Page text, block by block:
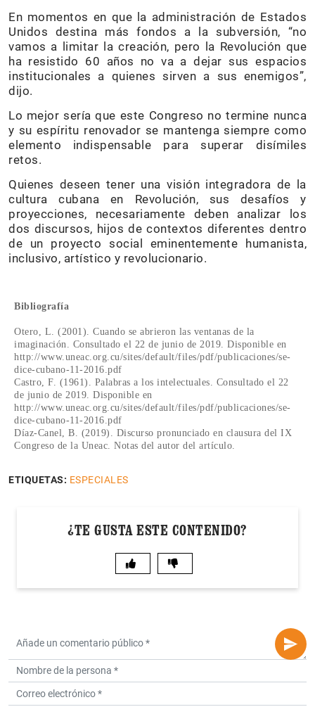
En momentos en que la administración de Estados
Unidos destina más fondos a la subversión, “no
vamos a limitar la creación, pero la Revolución que
ha resistido 60 años no va a dejar sus espacios
institucionales a quienes sirven a sus enemigos”,
dijo.
Lo mejor sería que este Congreso no termine nunca
y su espíritu renovador se mantenga siempre como
elemento indispensable para superar disímiles
retos.
Quienes deseen tener una visión integradora de la
cultura cubana en Revolución, sus desafíos y
proyecciones, necesariamente deben analizar los
dos discursos, hijos de contextos diferentes dentro
de un proyecto social eminentemente humanista,
inclusivo, artístico y revolucionario.
Bibliografía
Otero, L. (2001). Cuando se abrieron las ventanas de la
imaginación. Consultado el 22 de junio de 2019. Disponible en
http://www.uneac.org.cu/sites/default/files/pdf/publicaciones/se-
dice-cubano-11-2016.pdf
Castro, F. (1961). Palabras a los intelectuales. Consultado el 22
de junio de 2019. Disponible en
http://www.uneac.org.cu/sites/default/files/pdf/publicaciones/se-
dice-cubano-11-2016.pdf
Díaz-Canel, B. (2019). Discurso pronunciado en clausura del IX
Congreso de la Uneac. Notas del autor del artículo.
ETIQUETAS: ESPECIALES
¿TE GUSTA ESTE CONTENIDO?